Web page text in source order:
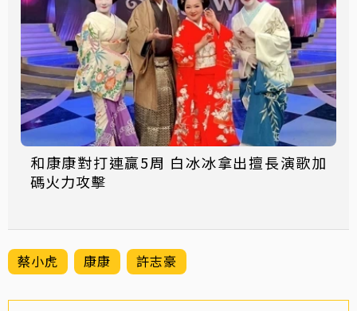
和康康對打連贏5周 白冰冰拿出擅長演歌加
碼火力攻擊
蔡小虎 康康 許志豪